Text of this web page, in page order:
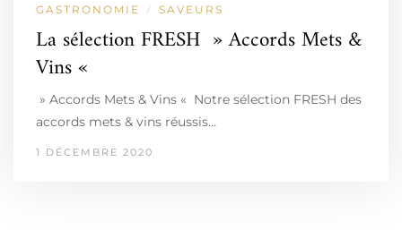
GASTRONOMIE / SAVEURS
La sélection FRESH » Accords Mets &
Vins «
» Accords Mets & Vins « Notre sélection FRESH des
accords mets & vins réussis…
1 DÉCEMBRE 2020